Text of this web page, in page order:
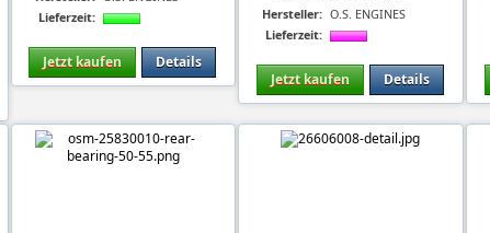
Lieferzeit:
Jetzt kaufen Details
Hersteller: O.S. ENGINES
Lieferzeit:
Jetzt kaufen Details